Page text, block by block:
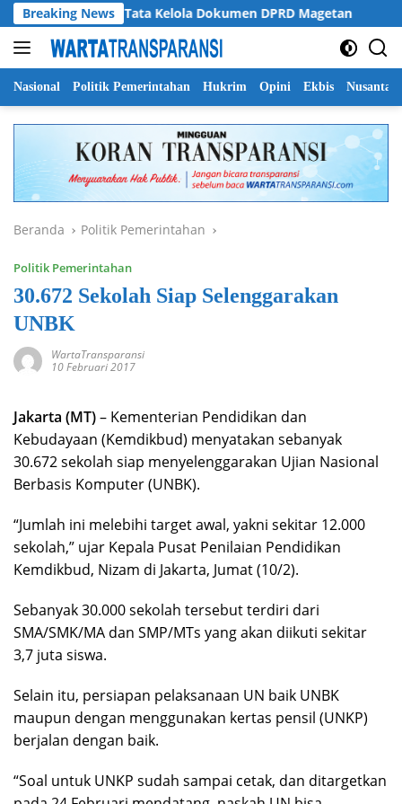
Langsung
ke
konten
Breaking News
Soroti Tata Kelola Dokumen DPRD Magetan
Nasional Politik Pemerintahan Hukrim Opini Ekbis Nusantara
Beranda Politik Pemerintahan
Politik Pemerintahan
30.672 Sekolah Siap Selenggarakan
UNBK
WartaTransparansi
10 Februari 2017
Jakarta (MT)– Kementerian Pendidikan dan
Kebudayaan (Kemdikbud) menyatakan sebanyak
30.672 sekolah siap menyelenggarakan Ujian Nasional
Berbasis Komputer (UNBK).
“Jumlah ini melebihi target awal, yakni sekitar 12.000
sekolah,” ujar Kepala Pusat Penilaian Pendidikan
Kemdikbud, Nizam di Jakarta, Jumat (10/2).
Sebanyak 30.000 sekolah tersebut terdiri dari
SMA/SMK/MA dan SMP/MTs yang akan diikuti sekitar
3,7 juta siswa.
Selain itu, persiapan pelaksanaan UN baik UNBK
maupun dengan menggunakan kertas pensil (UNKP)
berjalan dengan baik.
“Soal untuk UNKP sudah sampai cetak, dan ditargetkan